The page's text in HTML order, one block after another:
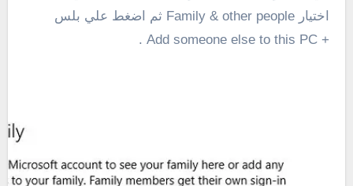
اختيار Family & other people ثم اضغط علي بلس
+ Add someone else to this PC .